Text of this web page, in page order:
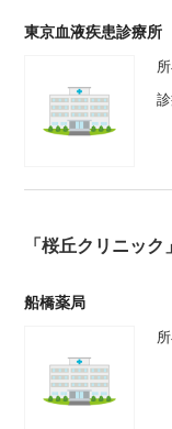
東京血液疾患診療所
「桜丘クリニッ
船橋薬局